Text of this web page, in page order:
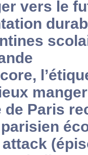
vers le
de Paris